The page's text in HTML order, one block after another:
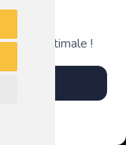
optimale !